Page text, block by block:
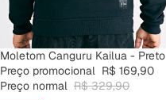
ESGOTADO
Moletom Canguru Kailua - Preto
Preço promocional R$ 169,90
Preço normal R$ 329,90